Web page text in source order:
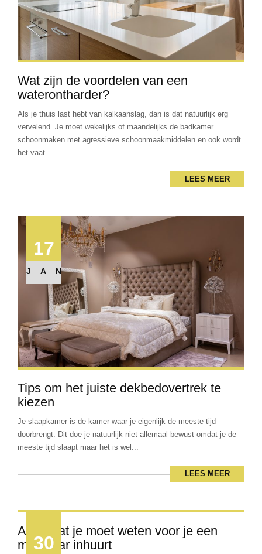
Wat zijn de voordelen van een
waterontharder?
Als je thuis last hebt van kalkaanslag, dan is dat natuurlijk erg
vervelend. Je moet wekelijks of maandelijks de badkamer
schoonmaken met agressieve schoonmaakmiddelen en ook wordt
het vaat...
LEES MEER
17
JAN
Tips om het juiste dekbedovertrek te
kiezen
Je slaapkamer is de kamer waar je eigenlijk de meeste tijd
doorbrengt. Dit doe je natuurlijk niet allemaal bewust omdat je de
meeste tijd slaapt maar het is wel...
LEES MEER
30
Alles wat je moet weten voor je een
makelaar inhuurt